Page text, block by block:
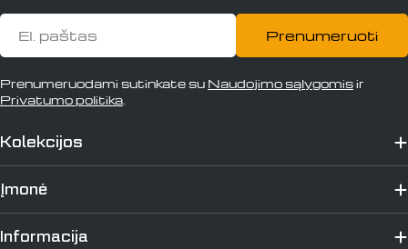
Kolekcijos
Įmonė
Informacija
El.
paštas
Prenumeruoti
Prenumeruodami sutinkate su Naudojimo sąlygomisir
Privatumo politika